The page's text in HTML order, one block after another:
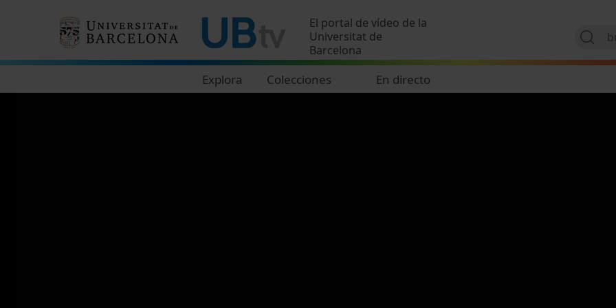
El portal de vídeo de la
Universitat de
Barcelona
Explora Colecciones En directo